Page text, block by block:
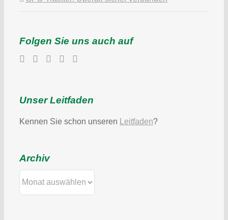
Folgen Sie uns auch auf
Unser Leitfaden
Kennen Sie schon unseren Leitfaden?
Archiv